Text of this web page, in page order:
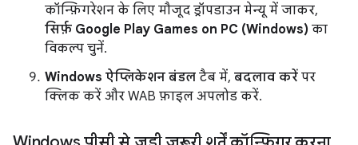
कॉन्फ़िगरेशन के लिए मौजूद ड्रॉपडाउन मेन्यू में जाकर,
सिर्फ़ Google Play Games on PC (Windows) का
विकल्प चुनें.
Windows ऐप्लिकेशन बंडल टैब में, बदलाव करें पर
क्लिक करें और WAB फ़ाइल अपलोड करें.